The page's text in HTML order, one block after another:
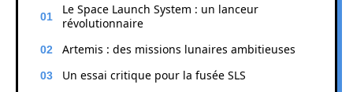
Le Space Launch System : un lanceur
révolutionnaire
Artemis : des missions lunaires ambitieuses
Un essai critique pour la fusée SLS